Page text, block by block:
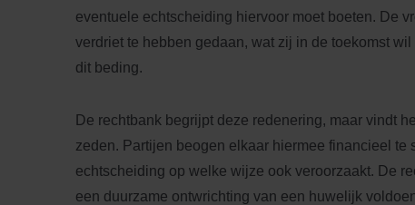
eventuele echtscheiding hiervoor moet boeten. De
verdriet te hebben gedaan, wat zij in de toekomst
dit beding.
De rechtbank begrijpt deze redenering, maar vindt
zeden. Partijen beogen elkaar hiermee financieel te
echtscheiding op welke wijze ook veroorzaakt. De
een duurzame ontwrichting van een huwelijk